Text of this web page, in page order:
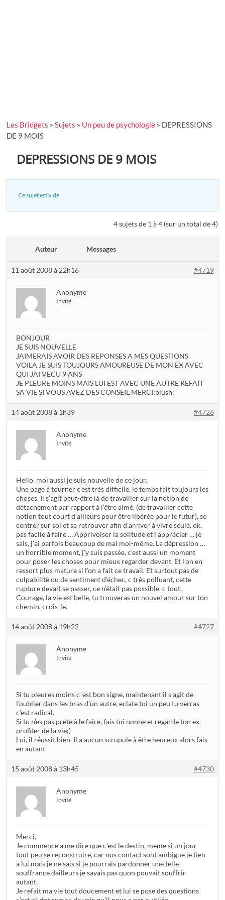
Les Bridgets »Sujets » Un peu de psychologie » DEPRESSIONS
DE 9 MOIS
DEPRESSIONS DE 9 MOIS
Ce sujet est vide.
4 sujets de 1 à 4 (sur un total de 4)
Auteur Messages
11 août 2008 à 22h16 #4719
Anonyme
Invité
BONJOUR
JE SUIS NOUVELLE
JAIMERAIS AVOIR DES REPONSES A MES QUESTIONS
VOILA JE SUIS TOUJOURS AMOUREUSE DE MON EX AVEC
QUI JAI VECU 9 ANS
JE PLEURE MOINS MAIS LUI EST AVEC UNE AUTRE REFAIT
SA VIE SI VOUS AVEZ DES CONSEIL MERCI:blush:
14 août 2008 à 1h39 #4726
Anonyme
Invité
Hello, moi aussi je suis nouvelle de ce jour.
Une page à tourner c’est très difficile, le temps fait toujours les
choses. Il s’agit peut-être là de travailler sur la notion de
détachement par rapport à l’être aimé, (de travailler cette
notion tout court d’ailleurs pour être libérée pour le futur), se
centrer sur soi et se retrouver afin d’arriver à vivre seule. ok,
pas facile à faire … Apprivoiser la solitude et l’apprécier … je
sais, j’ai parfois beaucoup de mal moi-même. La dépression …
un horrible moment, j’y suis passée, c’est aussi un moment
pour poser les choses pour mieux regarder devant. Et l’on en
ressort plus mature si l’on a fait ce travail. Et surtout pas de
culpabilité ou de sentiment d’échec, c très polluant, cette
rupture devait se passer, ce n’était pas possible, c tout.
Courage, la vie est belle, tu trouveras un nouvel amour sur ton
chemin, crois-le.
14 août 2008 à 19h22 #4727
Anonyme
Invité
Si tu pleures moins c ‘est bon signe, maintenant il s’agit de
l’oublier dans les bras d’un autre, eclate toi un peu tu verras
c’est radical.
Si tu n’es pas prete à le faire, fais toi nonne et regarde ton ex
profiter de la vie;)
Lui, il réussit bien. Il a aucun scrupule à être heureux alors fais
en autant.
15 août 2008 à 13h45 #4730
Anonyme
Invité
Merci,
Je commence a me dire que c’est le destin, meme si un jour
tout peu se reconstruire, car nos contact sont ambigue je tien
a lui mais je ne sais si je pourrais pardonner une telle
souffrance dailleurs je savais pas quon pouvait souffrir
autant.
Je refait ma vie tout doucement et lui se pose des questions